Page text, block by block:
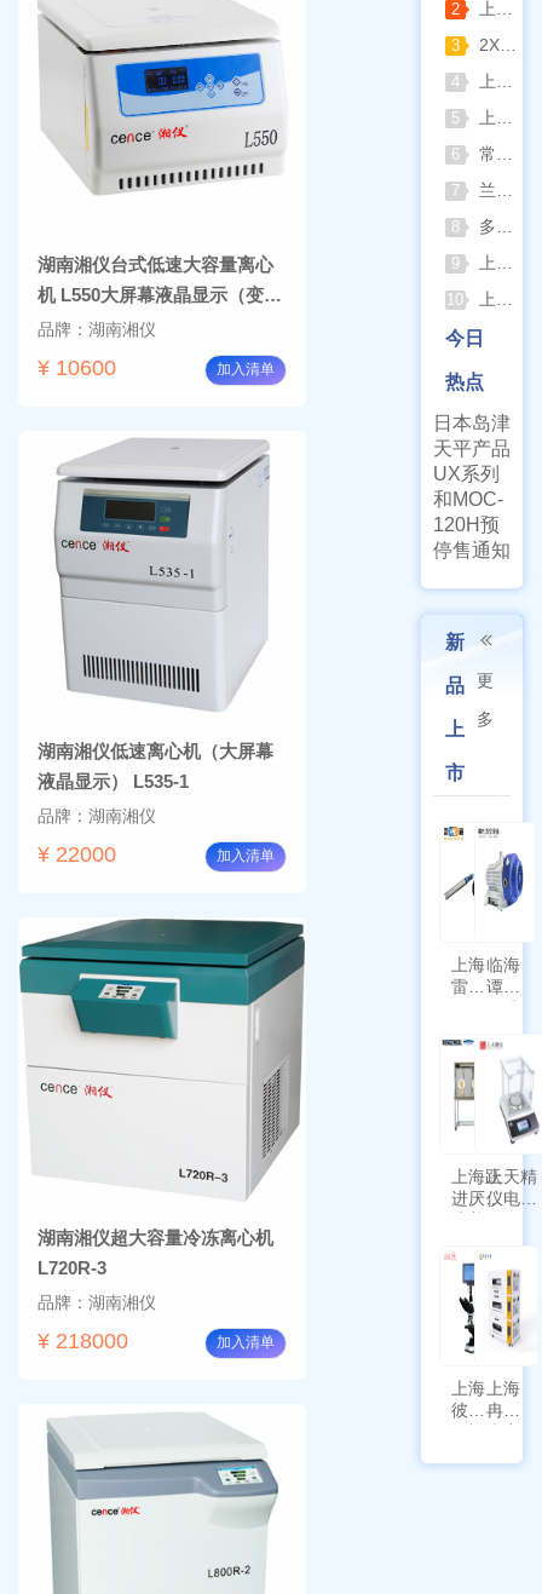
湖南湘仪台式低速大容量离心
机 L550大屏幕液晶显示（变
频）
品牌：湖南湘仪
¥ 10600 加入清单
湖南湘仪低速离心机（大屏幕
液晶显示） L535-1
品牌：湖南湘仪
¥ 22000 加入清单
湖南湘仪超大容量冷冻离心机
L720R-3
品牌：湖南湘仪
¥ 218000 加入清单
2 上海梅颖浦：深耕混匀设备 赋能科研实验稳定开展
3 2XZ-2/4旋片真空泵完整清洗拆装流程（临海永昊真空泵实操指南）
4 上海一恒恒温振荡器全新控温升级技术介绍
5 上海精宏2026年最新动态：触控升级与低温干燥新方案落地
6 常熟双杰2026年8月动态：以产品迭代与资质沉淀夯实实验室设备合规根基
7 兰格恒流泵2026年8月动态：以专利落地与合规升级筑牢精密流体传输根基
8 多水样批量检测场景下 水质仪器提升作业效率的实践思路
9 上海棱光752Pro紫外可见分光光度计核心优势与适用场景解析
10 上海亚荣旋蒸+真空泵一站式实验室配套方案
今日
热点
日本岛津
天平产品
UX系列
和MOC-
120H预
停售通知
新
品
上
市
更
多
上海
雷磁
符合
新国
标带
功能
临海
谭氏
干式
泵
SPL-
10
上海跃
进厌氧
培养箱
III-T
上天精
仪电子
带审计
追踪功
能
上海
彼爱
姆视
上海
冉绘
大容